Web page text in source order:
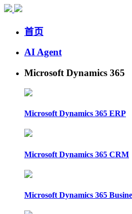
首页
AI Agent
Microsoft Dynamics 365
Microsoft Dynamics 365 ERP
Microsoft Dynamics 365 CRM
Microsoft Dynamics 365